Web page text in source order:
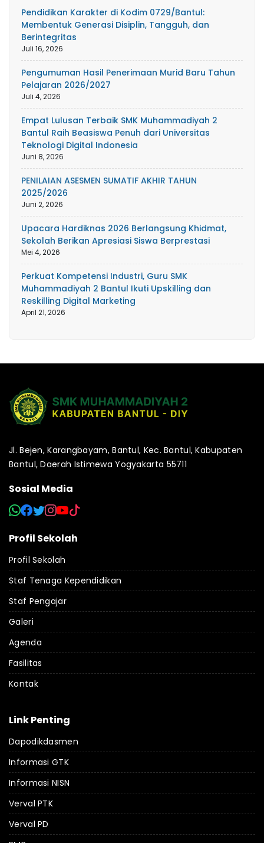
Pendidikan Karakter di Kodim 0729/Bantul:
Membentuk Generasi Disiplin, Tangguh, dan
Berintegritas
Juli 16, 2026
Pengumuman Hasil Penerimaan Murid Baru Tahun
Pelajaran 2026/2027
Juli 4, 2026
Empat Lulusan Terbaik SMK Muhammadiyah 2
Bantul Raih Beasiswa Penuh dari Universitas
Teknologi Digital Indonesia
Juni 8, 2026
PENILAIAN ASESMEN SUMATIF AKHIR TAHUN
2025/2026
Juni 2, 2026
Upacara Hardiknas 2026 Berlangsung Khidmat,
Sekolah Berikan Apresiasi Siswa Berprestasi
Mei 4, 2026
Perkuat Kompetensi Industri, Guru SMK
Muhammadiyah 2 Bantul Ikuti Upskilling dan
Reskilling Digital Marketing
April 21, 2026
Jl. Bejen, Karangbayam, Bantul, Kec. Bantul, Kabupaten
Bantul, Daerah Istimewa Yogyakarta 55711
Sosial Media
Profil Sekolah
Profil Sekolah
Staf Tenaga Kependidikan
Staf Pengajar
Galeri
Agenda
Fasilitas
Kontak
Link Penting
Dapodikdasmen
Informasi GTK
Informasi NISN
Verval PTK
Verval PD